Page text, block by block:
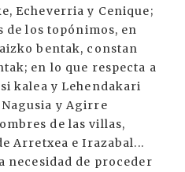
Echeverria y Cenique;
de los topónimos, en
bentak, constan
en lo que respecta a
kalea y Lehendakari
y Agirre
de las villas,
Arretxea e Irazabal...
necesidad de proceder